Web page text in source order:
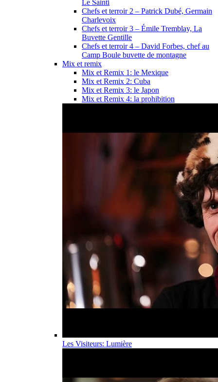
Le Sainti
Chefs et terroir 2 – Patrick Dubé, Germain
Charlevoix
Chefs et terroir 3 – Émile Tremblay, La
Buvette Gentille
Chefs et terroir 4 – David Forbes, chef au
Camp Boule buvette de montagne
Mix et remix
Mix et Remix 1: le Mexique
Mix et Remix 2: Cuba
Mix et Remix 3: le Japon
Mix et Remix 4: la prohibition
Les Visiteurs: Lumière